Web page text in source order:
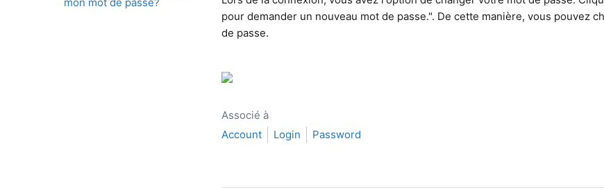
pour demander un nouveau mot de passe.". De cette manière, vous pouvez
de passe.
Associé à
Account
Login Password